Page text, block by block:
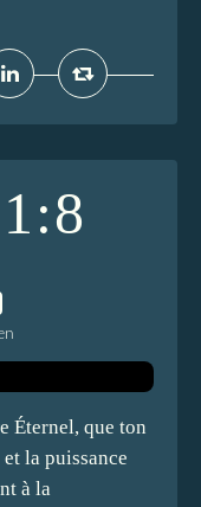
Éternel, que ton
la puissance
à la